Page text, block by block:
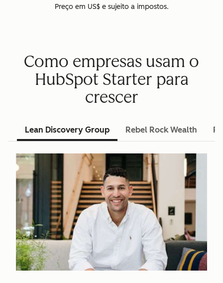
Preço em US$ e sujeito a impostos.
Como empresas usam o
HubSpot Starter para
crescer
Lean Discovery Group Rebel Rock Wealth